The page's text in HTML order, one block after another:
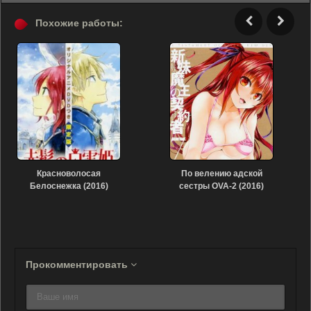
Похожие работы:
Красноволосая
Белоснежка (2016)
По велению адской
сестры OVA-2 (2016)
Прокомментировать